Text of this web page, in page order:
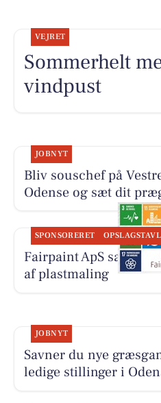
VEJRET
Sommerhelt
vindpust
JOBNYT
Bliv souschef på
Odense og sæt dit
SPONSORERET
Fairpaint ApS sætter
af plastmaling
JOBNYT
Savner du nye
ledige stillinger i